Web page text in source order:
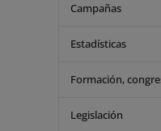
Campañas
Estadísticas
Formación,
Legislación